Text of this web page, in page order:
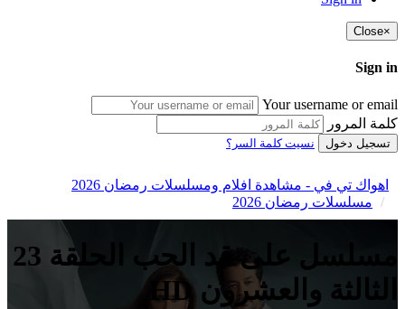
×
Close
Sign in
Your username or email
كلمة المرور
تسجيل دخول نسيت كلمة السر؟
اهواك تي في - مشاهدة افلام ومسلسلات رمضان 2026
مسلسلات رمضان 2026
مسلسل على قد الحب الحلقة 23
الثالثة والعشرون HD